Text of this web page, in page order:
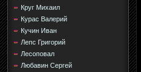
Круг Михаил
Курас Валерий
Кучин Иван
Лепс Григорий
Лесоповал
Любавин Сергей